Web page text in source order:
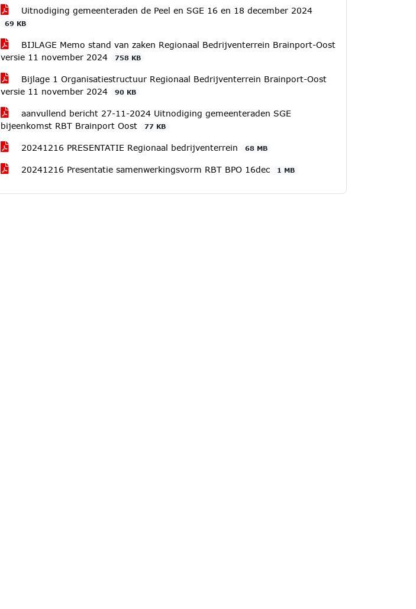
Uitnodiging gemeenteraden de Peel en SGE 16 en 18 december 2024
69 KB
BIJLAGE Memo stand van zaken Regionaal Bedrijventerrein Brainport-Oost
versie 11 november 2024
758 KB
Bijlage 1 Organisatiestructuur Regionaal Bedrijventerrein Brainport-Oost
versie 11 november 2024
90 KB
aanvullend bericht 27-11-2024 Uitnodiging gemeenteraden SGE
bijeenkomst RBT Brainport Oost
77 KB
20241216 PRESENTATIE Regionaal bedrijventerrein 68 MB
20241216 Presentatie samenwerkingsvorm RBT BPO 16dec 1 MB